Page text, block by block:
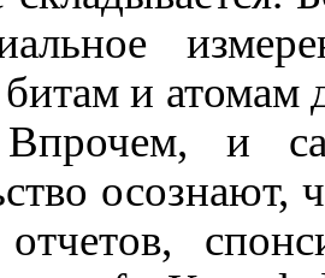
и
Впрочем, и